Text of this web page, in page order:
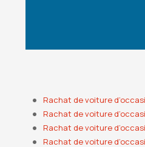
Rachat de voiture
Rachat de voiture
Rachat de voiture
Rachat de voiture